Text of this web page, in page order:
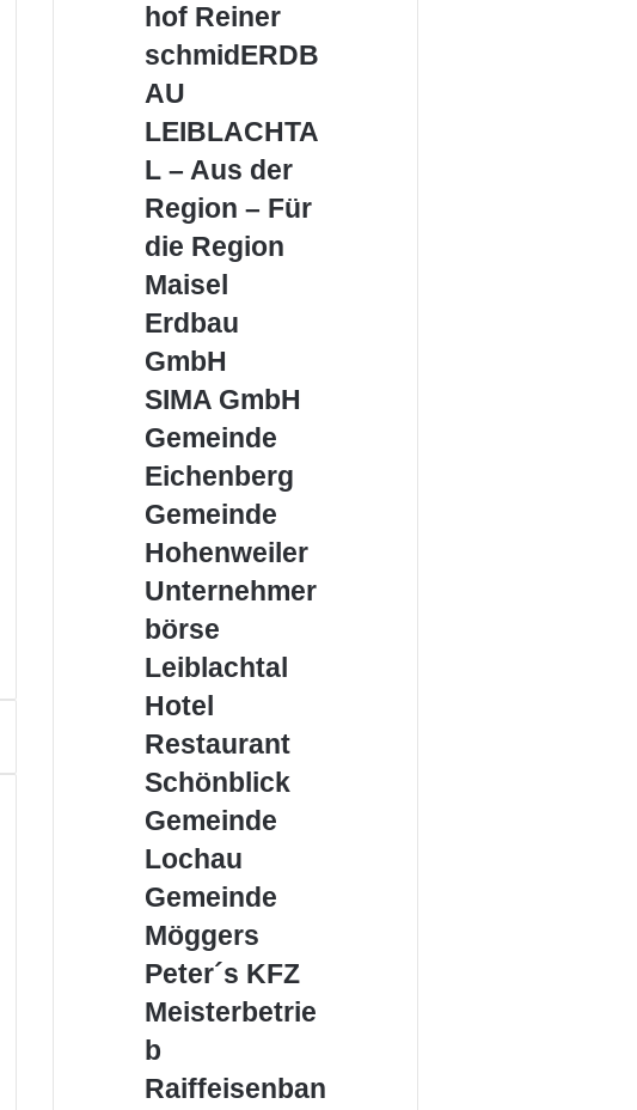
hof Reiner
schmidERDBAU
–
Aus
Region
–
Für
die
Region
schmidERDB
AU
LEIBLACHTA
L – Aus der
Region – Für
die Region
Maisel
GmbH
Maisel
Erdbau
GmbH
SIMA
SIMA GmbH
Gemeinde
Gemeinde
Eichenberg
Gemeinde
Gemeinde
Hohenweiler
Unternehmerbörse
Unternehmer
börse
Leiblachtal
Hotel
Schönblick
Hotel
Restaurant
Schönblick
Gemeinde
Gemeinde
Lochau
Gemeinde
Gemeinde
Möggers
Peter
KFZ
Meisterbetrieb
Peter´s KFZ
Meisterbetrie
b
Raiffeisenbank
Raiffeisenban